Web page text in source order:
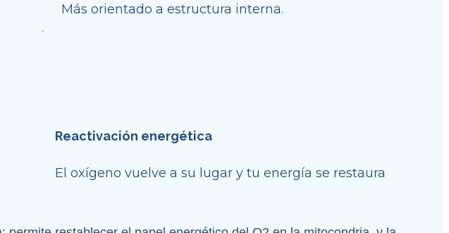
Más orientado a estructura interna.
Reactivación energética
El oxígeno vuelve a su lugar y tu energía se restaura